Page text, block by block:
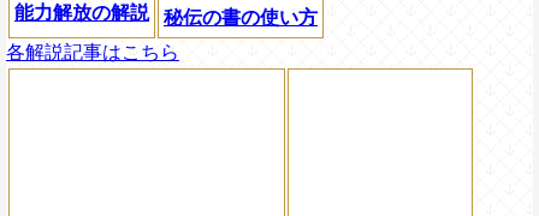
能力解放の解説
秘伝の書の使い方
各解説記事はこちら